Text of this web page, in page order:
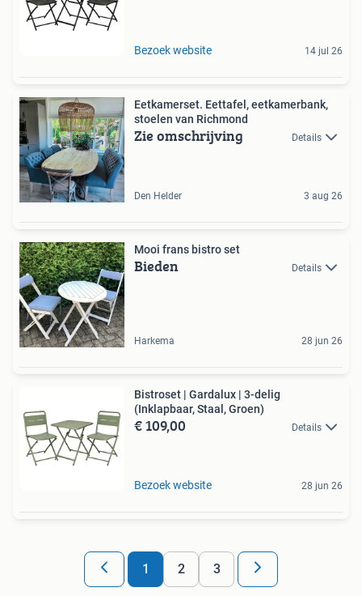
Bezoek website 14 jul 26
Eetkamerset. Eettafel, eetkamerbank,
stoelen van Richmond
Zie omschrijving Details
Den Helder 3 aug 26
Mooi frans bistro set
Bieden Details
Harkema 28 jun 26
Bistroset | Gardalux | 3-delig
(Inklapbaar, Staal, Groen)
€ 109,00 Details
Bezoek website 28 jun 26
1 2 3